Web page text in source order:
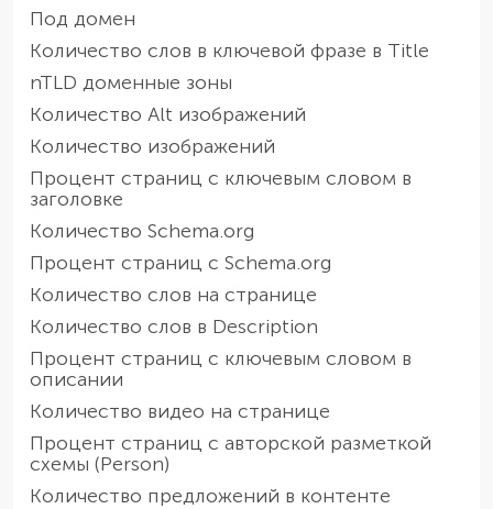
Под домен
Количество слов в ключевой фразе в Title
nTLD доменные зоны
Количество Alt изображений
Количество изображений
Процент страниц с ключевым словом в
заголовке
Количество Schema.org
Процент страниц с Schema.org
Количество слов на странице
Количество слов в Description
Процент страниц с ключевым словом в
описании
Количество видео на странице
Процент страниц с авторской разметкой
схемы (Person)
Количество предложений в контенте